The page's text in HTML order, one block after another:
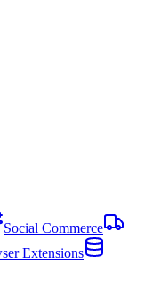
Social Commerce
Extensions